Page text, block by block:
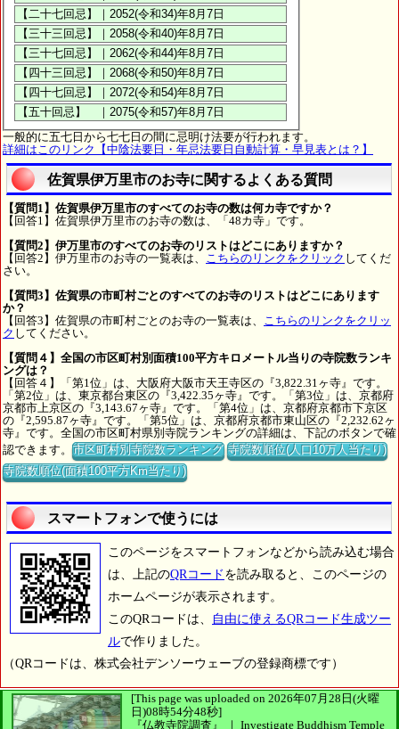
一般的に五七日から七七日の間に忌明け法要が行われます。
詳細はこのリンク【中陰法要日・年忌法要日自動計算・早見表とは？】
佐賀県伊万里市のお寺に関するよくある質問
【質問1】佐賀県伊万里市のすべてのお寺の数は何カ寺ですか？
【回答1】佐賀県伊万里市のお寺の数は、「48カ寺」です。
【質問2】伊万里市のすべてのお寺のリストはどこにありますか？
【回答2】伊万里市のお寺の一覧表は、
こちらのリンクをクリック してくだ
さい。
【質問3】佐賀県の市町村ごとのすべてのお寺のリストはどこにあります
か？
【回答3】佐賀県の市町村ごとのお寺の一覧表は、
こちらのリンクをクリッ
ク してください。
【質問４】全国の市区町村別面積100平方キロメートル当りの寺院数ランキ
ングは？
【回答４】「第1位」は、大阪府大阪市天王寺区の『3,822.31ヶ寺』です。
「第2位」は、東京都台東区の『3,422.35ヶ寺』です。「第3位」は、京都府
京都市上京区の『3,143.67ヶ寺』です。「第4位」は、京都府京都市下京区
の『2,595.87ヶ寺』です。「第5位」は、京都府京都市東山区の『2,232.62ヶ
寺』です。全国の市区町村県別寺院ランキングの詳細は、下記のボタンで確
認できます。市区町村別寺院数ランキング 寺院数順位(人口10万人当たり)
寺院数順位(面積100平方Km当たり)
スマートフォンで使うには
このページをスマートフォンなどから読み込む場合
は、上記のQRコード を読み取ると、このページの
ホームページが表示されます。
このQRコードは、
自由に使えるQRコード生成ツー
ルで作りました。
（QRコードは、株式会社デンソーウェーブの登録商標です）
[This page was uploaded on 2026年07月28日(火曜
日)08時54分48秒]
『仏教寺院調査』 ｜ Investigate Buddhism Temple